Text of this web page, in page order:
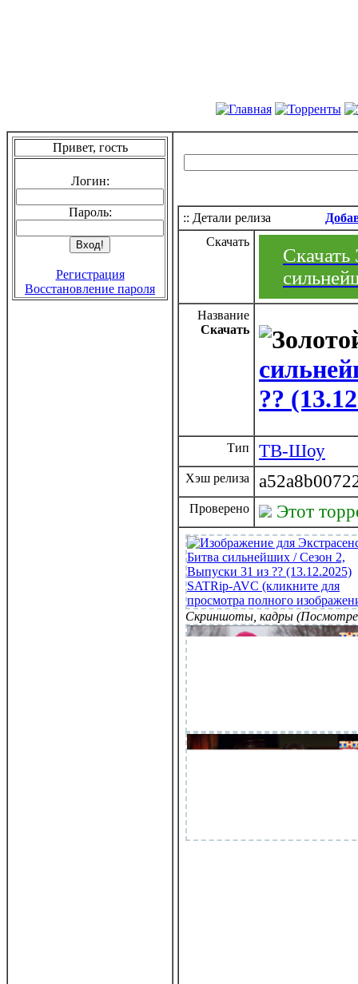
Привет, гость
Логин:
Пароль:
Регистрация
Восстановление пароля
:: Детали релиза
Скачать
Скачать
Название
Скачать
??
Тип ТВ-Шоу
Хэш релиза
Проверено Этот
Скриншоты, кадры